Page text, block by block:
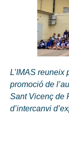
L’IMAS reuneix
promoció de
Sant Vicenç de
d’intercanvi